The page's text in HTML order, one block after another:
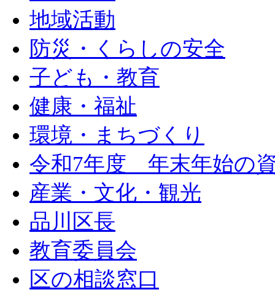
地域活動
防災・くらしの安全
子ども・教育
健康・福祉
環境・まちづくり
令和7年度 年末年始の
産業・文化・観光
品川区長
教育委員会
区の相談窓口